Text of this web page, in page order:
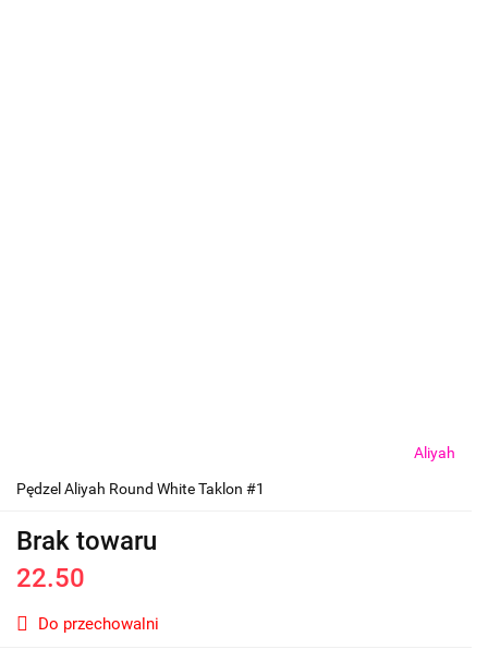
Aliyah
Pędzel Aliyah Round White Taklon #1
Brak towaru
22.50
Do przechowalni